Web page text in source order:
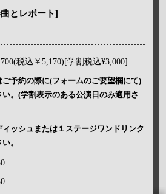
とレポート]
税込￥5,170)[学割税込¥3,000]
予約の際に(フォームのご要望欄にて)
。(学割表示のある公演日のみ適用さ
ッシュまたは１ステージワンドリンク
。